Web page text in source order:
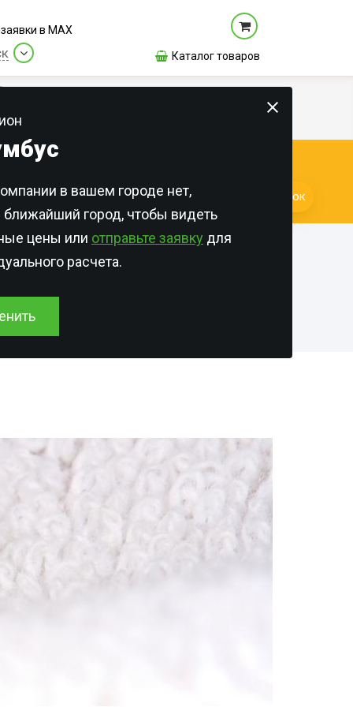
в МАХ
в вашем городе нет,
ближайший город, чтобы видеть
цены или отправьте заявку для
расчета.
Каталог товаров
и
саун
Квартиры
Общежития
Дома и участки
Для Организаций
Онлайн-оплата
Лицензии и сертификаты
Отзывы
ДЕНЬ!Заказать звонок